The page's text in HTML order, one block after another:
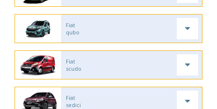
Fiat
qubo
Fiat
scudo
Fiat
sedici